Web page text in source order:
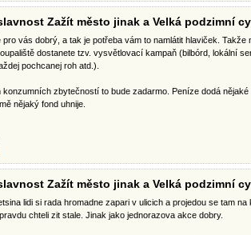
Zažít město jinak a Velká podzimní
vás dobrý, a tak je potřeba vám to namlátit hlaviček. Takže
dostanete tzv. vysvětlovací kampaň (bilbórd, lokální
pochcanej roh atd.).
konzumních zbytečností to bude zadarmo. Peníze dodá
nějaký fond uhnije.
Zažít město jinak a Velká podzimní
lidi si rada hromadne zapari v ulicich a projedou se tam
chteli zit stale. Jinak jako jednorazova akce dobry.